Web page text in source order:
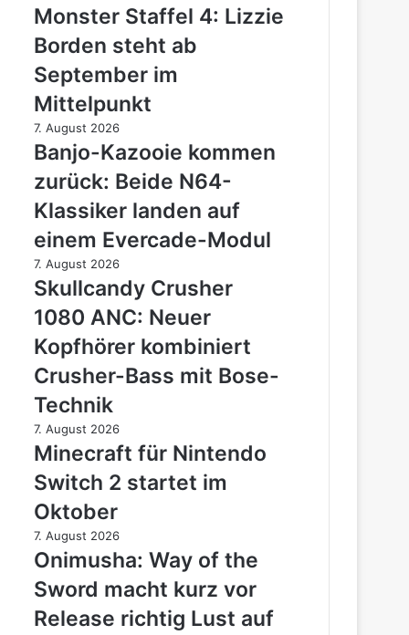
Staffel
Lizzie
Borden
steht
ab
September
im
Mittelpunkt
Monster Staffel 4: Lizzie
Borden steht ab
September im
Mittelpunkt
Banjo-
Kazooie
kommen
zurück:
Beide
N64-
Klassiker
landen
auf
einem
Evercade-
Modul
7. August 2026
Banjo-Kazooie kommen
zurück: Beide N64-
Klassiker landen auf
einem Evercade-Modul
Skullcandy
Crusher
1080
ANC:
Neuer
Kopfhörer
kombiniert
Crusher-
Bass
mit
Bose-
Technik
7. August 2026
Skullcandy Crusher
1080 ANC: Neuer
Kopfhörer kombiniert
Crusher-Bass mit Bose-
Technik
Minecraft
für
Nintendo
Switch
2
startet
im
Oktober
7. August 2026
Minecraft für Nintendo
Switch 2 startet im
Oktober
Onimusha:
Way
of
the
Sword
macht
7. August 2026
Onimusha: Way of the
Sword macht kurz vor
Release richtig Lust auf